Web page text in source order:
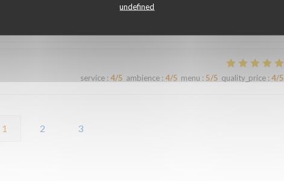
undefined
est si tendre et tous les accompagnements sont exquis ! Plus que ravis
service: 4/5 ambience: 4/5 menu : 5/5 quality_price: 4/5
1 2 3